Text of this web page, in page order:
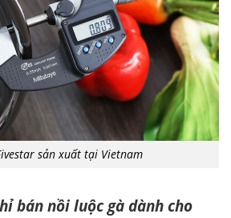
sản xuất tại Vietnam
bán nồi luộc gà dành cho